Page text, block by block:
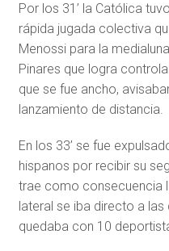
Por los 31’ la Católica
rápida jugada colectiva
Menossi para la
Pinares que logra
que se fue ancho,
lanzamiento de distancia.
En los 33’ se fue
hispanos por recibir su
trae como consecuencia
lateral se iba directo a
quedaba con 10